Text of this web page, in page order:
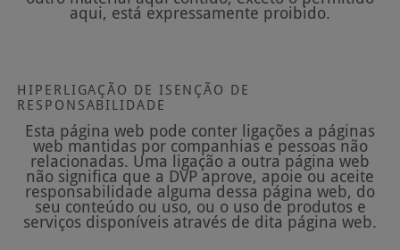
aqui, está expressamente proibido.
HIPERLIGAÇÃO DE ISENÇÃO DE
RESPONSABILIDADE
Esta página web pode conter ligações a páginas
web mantidas por companhias e pessoas não
relacionadas. Uma ligação a outra página web
não significa que a DVP aprove, apoie ou aceite
responsabilidade alguma dessa página web, do
seu conteúdo ou uso, ou o uso de produtos e
serviços disponíveis através de dita página web.